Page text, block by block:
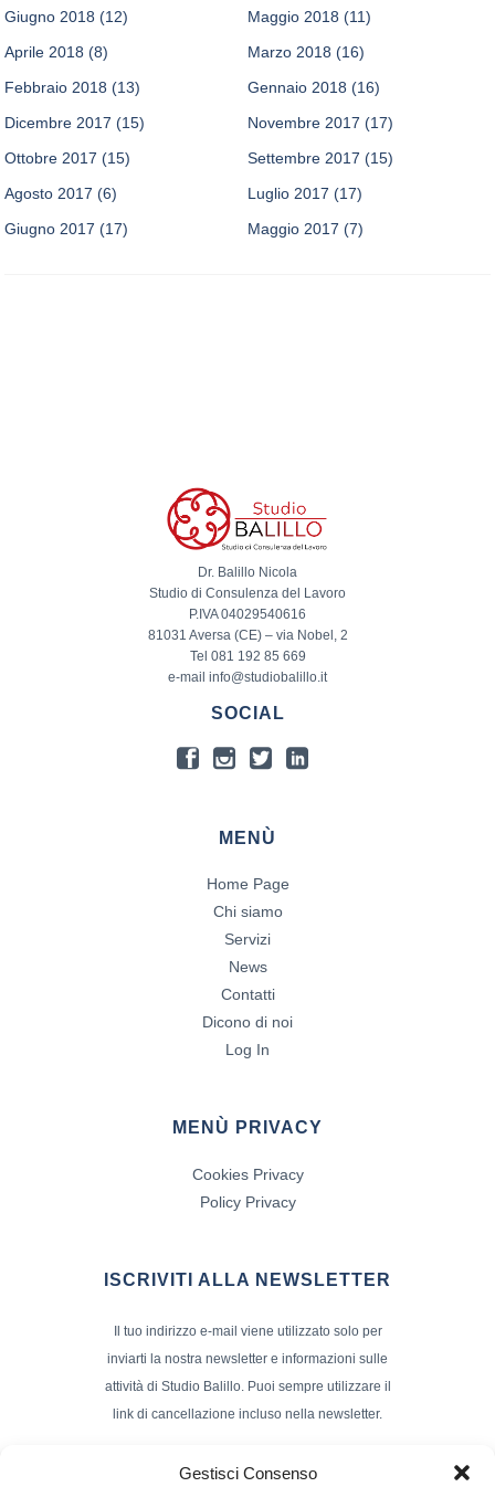
Gestisci Consenso
Giugno 2018 (12) Maggio 2018 (11)
Aprile 2018 (8) Marzo 2018 (16)
Febbraio 2018 (13) Gennaio 2018 (16)
Dicembre 2017 (15) Novembre 2017 (17)
Ottobre 2017 (15) Settembre 2017 (15)
Agosto 2017 (6) Luglio 2017 (17)
Giugno 2017 (17) Maggio 2017 (7)
Dr. Balillo Nicola
Studio di Consulenza del Lavoro
P.IVA 04029540616
81031 Aversa (CE) – via Nobel, 2
Tel 081 192 85 669
e-mail info@studiobalillo.it
SOCIAL
MENÙ
Home Page
Chi siamo
Servizi
News
Contatti
Dicono di noi
Log In
MENÙ PRIVACY
Cookies Privacy
Policy Privacy
ISCRIVITI ALLA NEWSLETTER
Il tuo indirizzo e-mail viene utilizzato solo per
inviarti la nostra newsletter e informazioni sulle
attività di Studio Balillo. Puoi sempre utilizzare il
link di cancellazione incluso nella newsletter.